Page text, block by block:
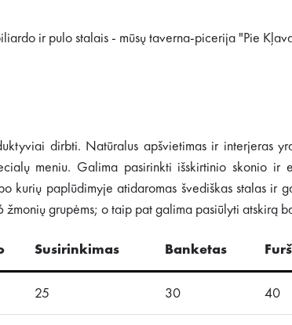
ir pulo stalais - mūsų taverna-picerija "Pie
dirbti. Natūralus apšvietimas ir interjeras
meniu. Galima pasirinkti išskirtinio skonio ir
paplūdimyje atidaromas švediškas stalas ir
grupėms; o taip pat galima pasiūlyti atskirą
Susirinkimas Banketas
25 30 40